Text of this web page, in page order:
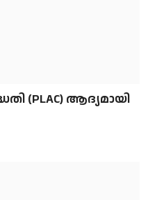
(PLAC) ആദ്യമായി